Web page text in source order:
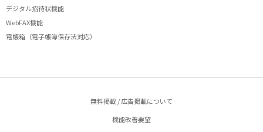
デジタル招待状機能
WebFAX機能
電帳箱（電子帳簿保存法対応）
無料掲載 / 広告掲載について
機能改善要望